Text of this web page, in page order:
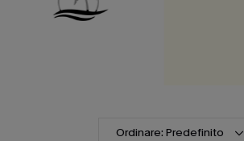
Ordinare: Predefinito